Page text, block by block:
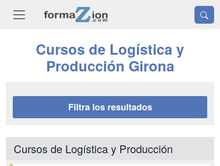
Cursos de Logística y
Producción Girona
Filtra los resultados
Cursos de Logística y Producción